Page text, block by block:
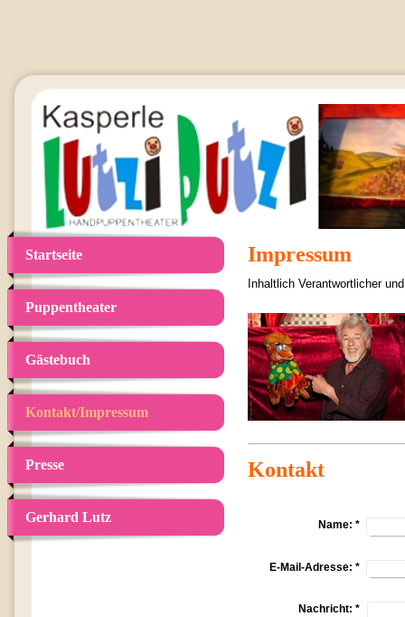
Startseite
Puppentheater
Gästebuch
Kontakt/Impressum
Presse
Gerhard Lutz
Impressum
Inhaltlich Verantwortlicher
Kontakt
Name: *
E-Mail-Adresse: *
Nachricht: *